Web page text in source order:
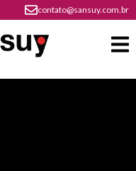
contato@sansuy.com.br